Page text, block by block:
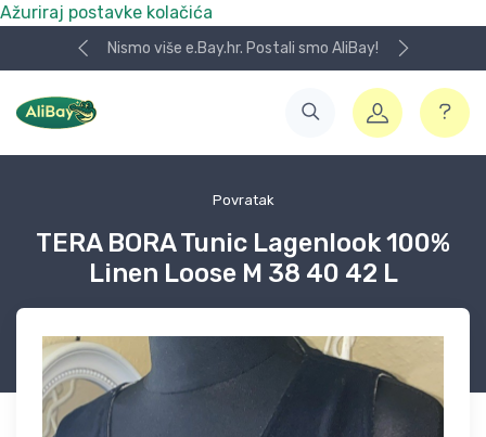
Ažuriraj postavke kolačića
Nismo više e.Bay.hr. Postali smo AliBay!
Povratak
TERA BORA Tunic Lagenlook 100%
Linen Loose M 38 40 42 L